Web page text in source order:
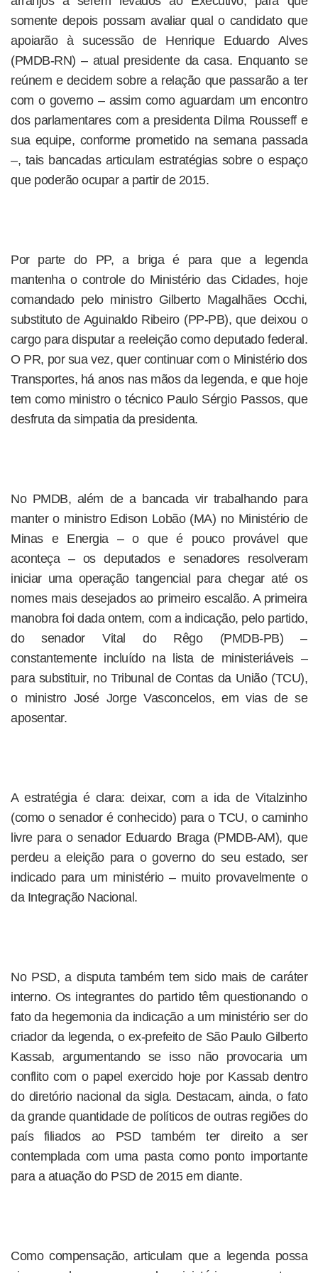
somente depois possam avaliar qual o candidato que
apoiarão à sucessão de Henrique Eduardo Alves
(PMDB-RN) – atual presidente da casa. Enquanto se
reúnem e decidem sobre a relação que passarão a ter
com o governo – assim como aguardam um encontro
dos parlamentares com a presidenta Dilma Rousseff e
sua equipe, conforme prometido na semana passada
–, tais bancadas articulam estratégias sobre o espaço
que poderão ocupar a partir de 2015.
Por parte do PP, a briga é para que a legenda
mantenha o controle do Ministério das Cidades, hoje
comandado pelo ministro Gilberto Magalhães Occhi,
substituto de Aguinaldo Ribeiro (PP-PB), que deixou o
cargo para disputar a reeleição como deputado federal.
O PR, por sua vez, quer continuar com o Ministério dos
Transportes, há anos nas mãos da legenda, e que hoje
tem como ministro o técnico Paulo Sérgio Passos, que
desfruta da simpatia da presidenta.
No PMDB, além de a bancada vir trabalhando para
manter o ministro Edison Lobão (MA) no Ministério de
Minas e Energia – o que é pouco provável que
aconteça – os deputados e senadores resolveram
iniciar uma operação tangencial para chegar até os
nomes mais desejados ao primeiro escalão. A primeira
manobra foi dada ontem, com a indicação, pelo partido,
do senador Vital do Rêgo (PMDB-PB) –
constantemente incluído na lista de ministeriáveis –
para substituir, no Tribunal de Contas da União (TCU),
o ministro José Jorge Vasconcelos, em vias de se
aposentar.
A estratégia é clara: deixar, com a ida de Vitalzinho
(como o senador é conhecido) para o TCU, o caminho
livre para o senador Eduardo Braga (PMDB-AM), que
perdeu a eleição para o governo do seu estado, ser
indicado para um ministério – muito provavelmente o
da Integração Nacional.
No PSD, a disputa também tem sido mais de caráter
interno. Os integrantes do partido têm questionando o
fato da hegemonia da indicação a um ministério ser do
criador da legenda, o ex-prefeito de São Paulo Gilberto
Kassab, argumentando se isso não provocaria um
conflito com o papel exercido hoje por Kassab dentro
do diretório nacional da sigla. Destacam, ainda, o fato
da grande quantidade de políticos de outras regiões do
país filiados ao PSD também ter direito a ser
contemplada com uma pasta como ponto importante
para a atuação do PSD de 2015 em diante.
Como compensação, articulam que a legenda possa